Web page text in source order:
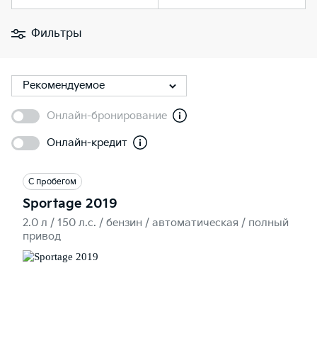
Фильтры
Рекомендуемое
Онлайн-бронирование
Онлайн-кредит
С пробегом
Sportage 2019
2.0 л / 150 л.c. / бензин / автоматическая / полный
привод